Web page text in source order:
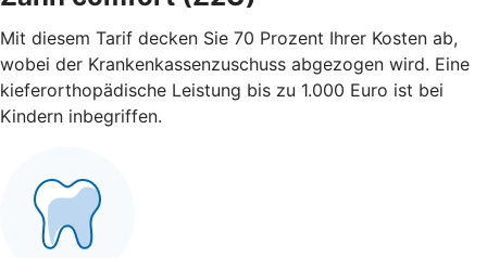
Mit diesem Tarif decken Sie 70 Prozent Ihrer Kosten ab,
wobei der Krankenkassenzuschuss abgezogen wird. Eine
kieferorthopädische Leistung bis zu 1.000 Euro ist bei
Kindern inbegriffen.